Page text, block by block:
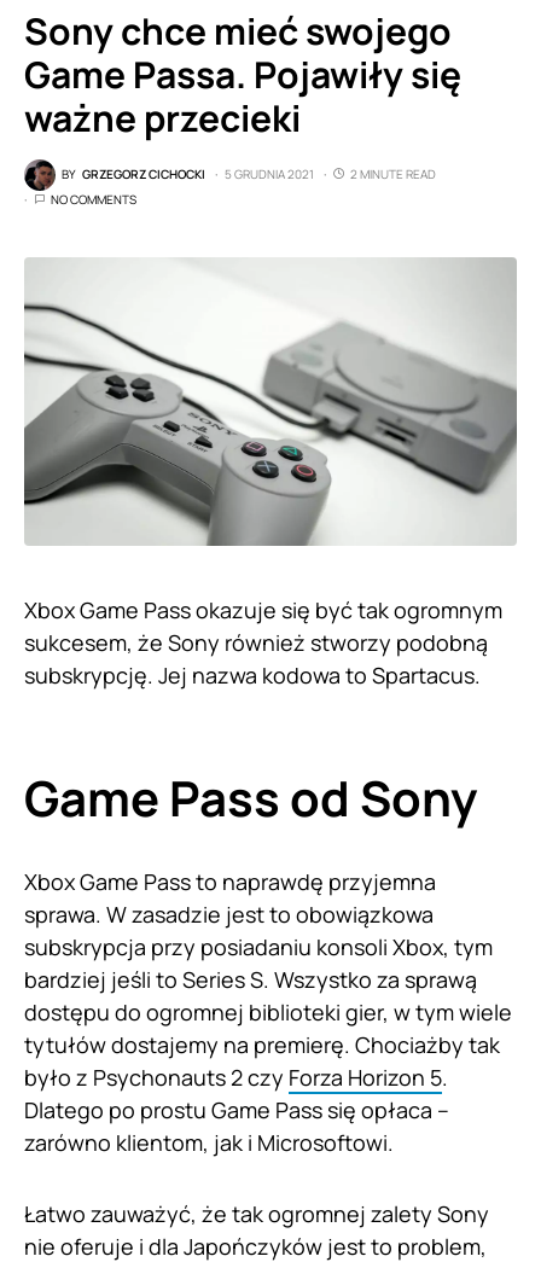
Sony chce mieć swojego
Game Passa. Pojawiły się
ważne przecieki
BY GRZEGORZ CICHOCKI 5 GRUDNIA 2021
2 MINUTE READ
NO COMMENTS
Xbox Game Pass okazuje się być tak ogromnym
sukcesem, że Sony również stworzy podobną
subskrypcję. Jej nazwa kodowa to Spartacus.
Game Pass od Sony
Xbox Game Pass to naprawdę przyjemna
sprawa. W zasadzie jest to obowiązkowa
subskrypcja przy posiadaniu konsoli Xbox, tym
bardziej jeśli to Series S. Wszystko za sprawą
dostępu do ogromnej biblioteki gier, w tym wiele
tytułów dostajemy na premierę. Chociażby tak
było z Psychonauts 2 czy Forza Horizon 5.
Dlatego po prostu Game Pass się opłaca –
zarówno klientom, jak i Microsoftowi.
Łatwo zauważyć, że tak ogromnej zalety Sony
nie oferuje i dla Japończyków jest to problem,